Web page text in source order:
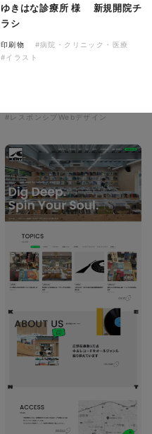
ソレイユ障害年金サポートセン
ター様 コーポレートサイト制
#レスポンシブWebデザイン
ゆきはな診療所 様 新規開院チ
ラシ
印刷物
#病院・クリニック・医療
#イラスト